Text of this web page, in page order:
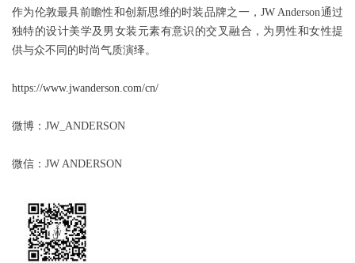
作为伦敦最具前瞻性和创新思维的时装品牌之一，JW Anderson通过
独特的设计美学及男女装元素有意识的交叉融合，为男性和女性提
供与众不同的时尚气质演绎。
https://www.jwanderson.com/cn/
微博：JW_ANDERSON
微信：JW ANDERSON